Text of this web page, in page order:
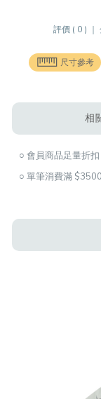
評價 ( 0 ) ｜
尺寸參考
相
○ 會員商品足量折扣
○ 單筆消費滿